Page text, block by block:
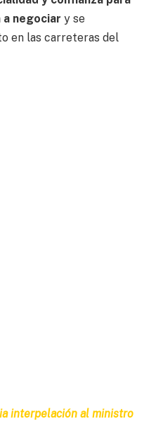
negociar y se
en las carreteras del
interpelación al ministro